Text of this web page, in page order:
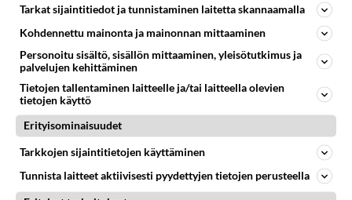
Sinulle mies
04.08.2026 15:01
40
Miia Heikkinen avautui !
Olipa hyvä kirjoitus, kiitos. Ongelmat mitkä nostat esille on todellisia ja tämä ylimielisyys totta ja se näkyy kaikessa
04.08.2026 04:27
74
Koskaan parantua tästä?
05.08.2026 05:34
Ikävä
65
726
Tarkat sijaintitiedot ja tunnistaminen laitetta skannaamalla
Kohdennettu mainonta ja mainonnan mittaaminen
Personoitu sisältö, sisällön mittaaminen, yleisötutkimus ja
palvelujen kehittäminen
Tietojen tallentaminen laitteelle ja/tai laitteella olevien
tietojen käyttö
Erityisominaisuudet
Tarkkojen sijaintitietojen käyttäminen
Tunnista laitteet aktiivisesti pyydettyjen tietojen perusteella